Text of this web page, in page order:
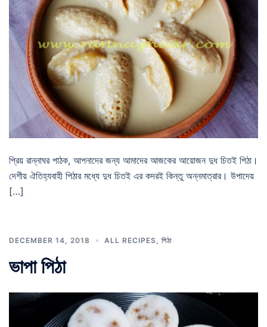
প্রিয় রান্নাঘর পাঠক, আপনাদের জন্য আমাদের আজকের আয়োজন দুধ চিতই পিঠা।
দেশীয় ঐতিহ্যবাহী পিঠার মধ্যে দুধ চিতই এর কদরই কিন্তু অন্নমাত্রার। উপাদেয়
[…]
DECEMBER 14, 2018 ALL RECIPES পিঠা
ভাপা পিঠা